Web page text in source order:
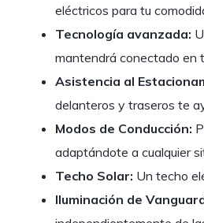
eléctricos para tu
Tecnología avanzada:
mantendrá conectado en
Asistencia al
delanteros y traseros te
Modos de Conducción:
adaptándote a cualquier
Techo Solar: Un techo
Iluminación de